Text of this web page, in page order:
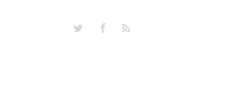
TwitterFacebook
RSS